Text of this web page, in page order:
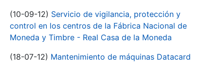
(10-09-12) Servicio de vigilancia, protección y
control en los centros de la Fábrica Nacional de
Moneda y Timbre - Real Casa de la Moneda
(18-07-12) Mantenimiento de máquinas Datacard